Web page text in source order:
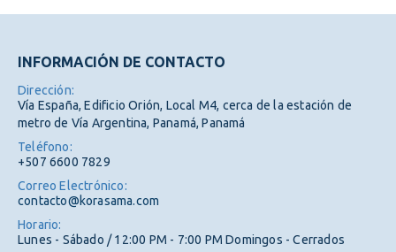
INFORMACIÓN DE CONTACTO
Dirección:
Vía España, Edificio Orión, Local M4, cerca de la estación de
metro de Vía Argentina, Panamá, Panamá
Teléfono:
+507 6600 7829
Correo Electrónico:
contacto@korasama.com
Horario:
Lunes - Sábado / 12:00 PM - 7:00 PM Domingos - Cerrados